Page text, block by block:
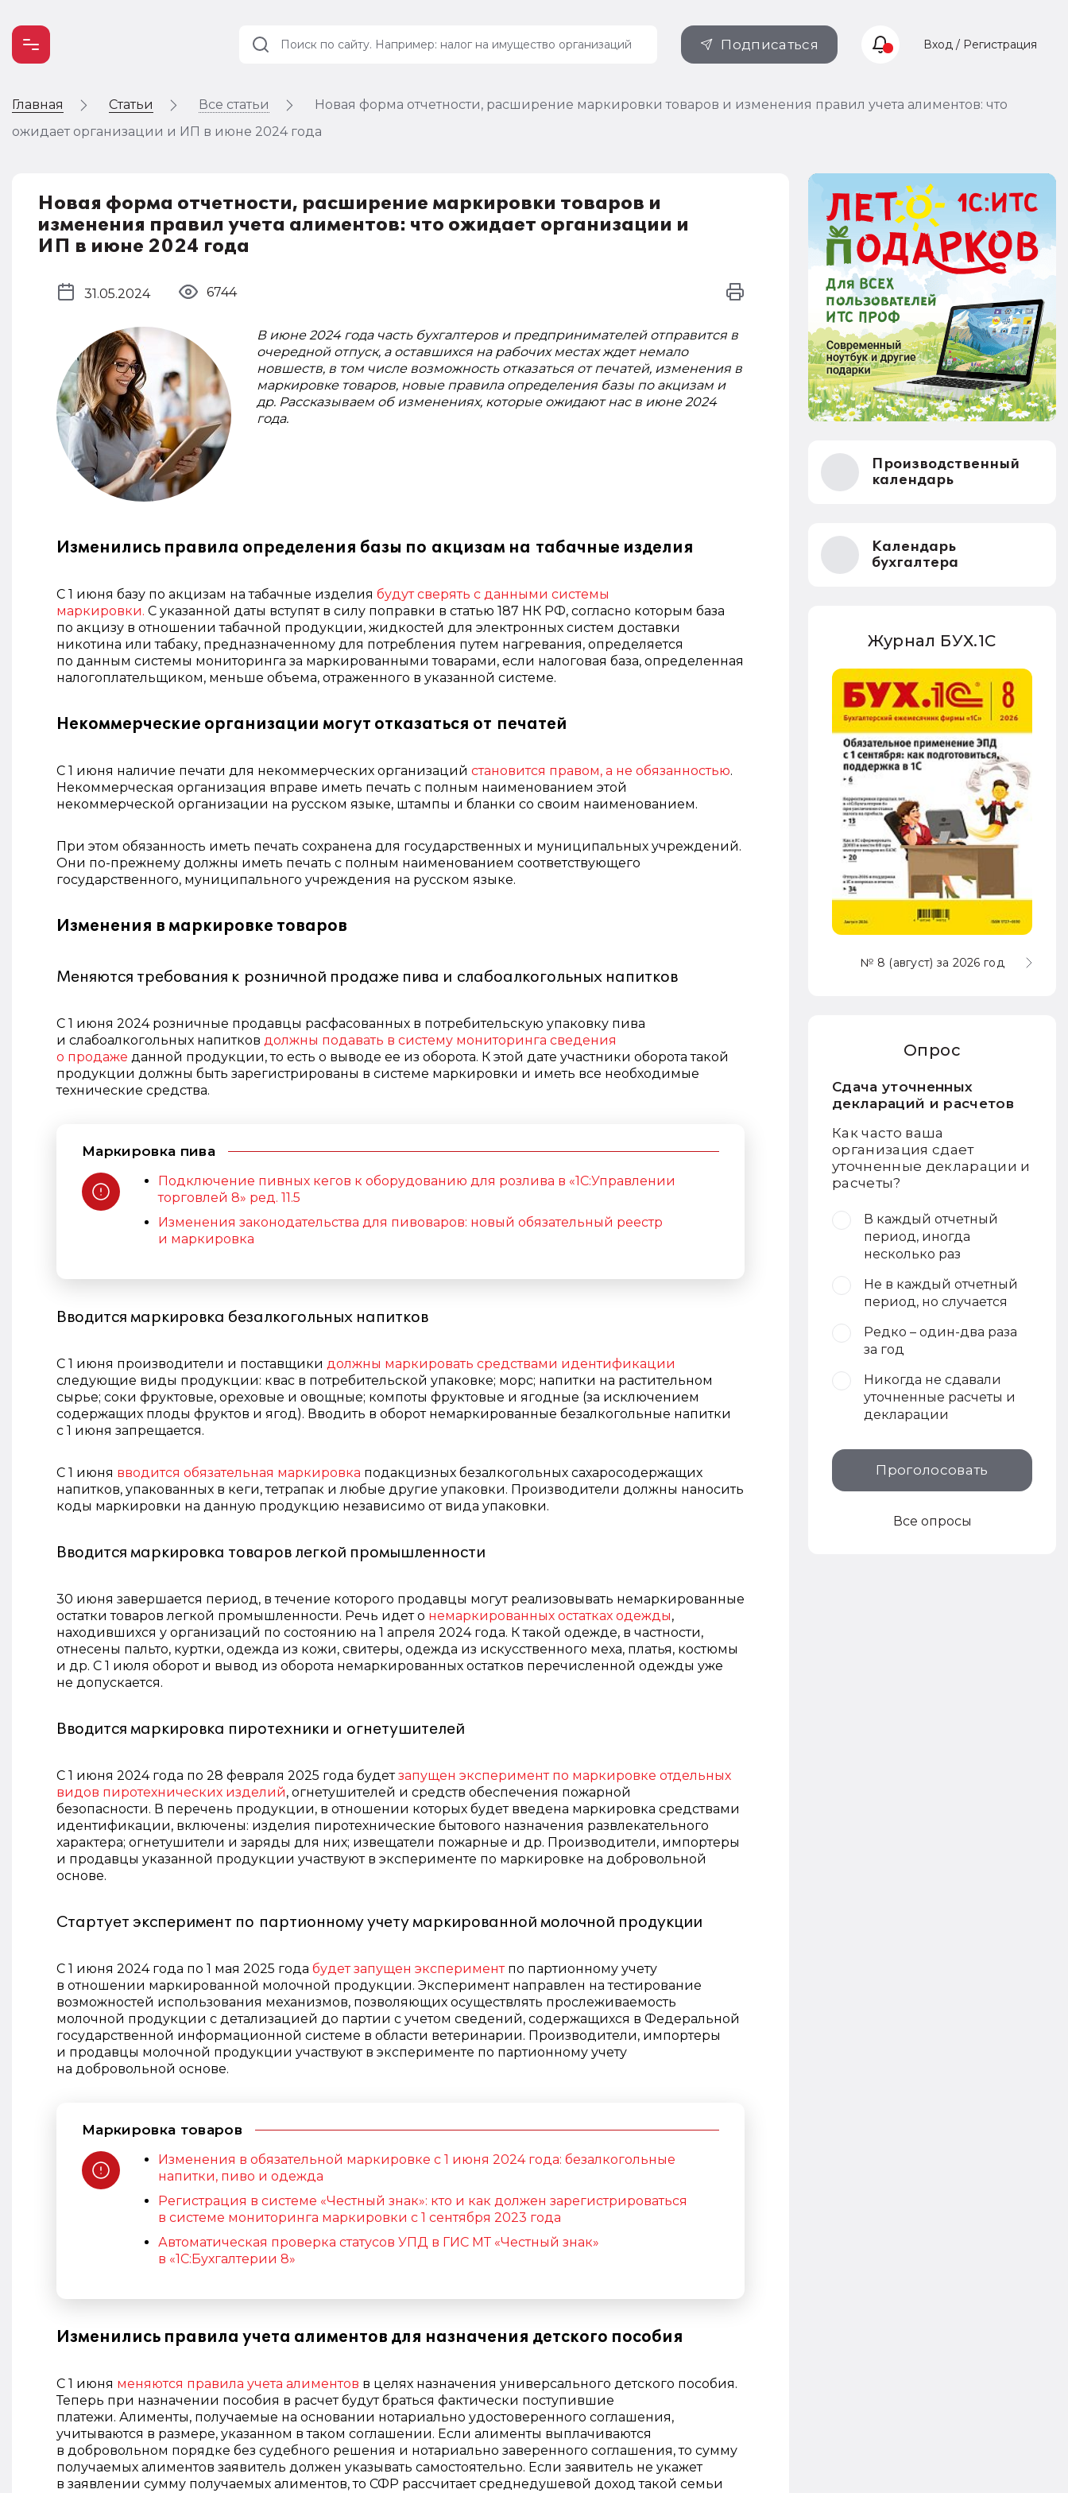
Подписаться Вход / Регистрация
Главная Статьи Все статьи
Новая форма отчетности, расширение маркировки товаров и изменения правил учета алиментов: что
ожидает организации и ИП в июне 2024 года
Новая форма отчетности, расширение маркировки товаров и
изменения правил учета алиментов: что ожидает организации и
ИП в июне 2024 года
31.05.2024 6744
В июне 2024 года часть бухгалтеров и предпринимателей отправится в
очередной отпуск, а оставшихся на рабочих местах ждет немало
новшеств, в том числе возможность отказаться от печатей, изменения в
маркировке товаров, новые правила определения базы по акцизам и
др. Рассказываем об изменениях, которые ожидают нас в июне 2024
года.
Изменились правила определения базы по акцизам на табачные изделия
С 1 июня базу по акцизам на табачные изделия будут сверять с данными системы
маркировки. С указанной даты вступят в силу поправки в статью 187 НК РФ, согласно которым база
по акцизу в отношении табачной продукции, жидкостей для электронных систем доставки
никотина или табаку, предназначенному для потребления путем нагревания, определяется
по данным системы мониторинга за маркированными товарами, если налоговая база, определенная
налогоплательщиком, меньше объема, отраженного в указанной системе.
Некоммерческие организации могут отказаться от печатей
С 1 июня наличие печати для некоммерческих организаций становится правом, а не обязанностью.
Некоммерческая организация вправе иметь печать с полным наименованием этой
некоммерческой организации на русском языке, штампы и бланки со своим наименованием.
При этом обязанность иметь печать сохранена для государственных и муниципальных учреждений.
Они по-прежнему должны иметь печать с полным наименованием соответствующего
государственного, муниципального учреждения на русском языке.
Изменения в маркировке товаров
Меняются требования к розничной продаже пива и слабоалкогольных напитков
С 1 июня 2024 розничные продавцы расфасованных в потребительскую упаковку пива
и слабоалкогольных напитков должны подавать в систему мониторинга сведения
о продаже данной продукции, то есть о выводе ее из оборота. К этой дате участники оборота такой
продукции должны быть зарегистрированы в системе маркировки и иметь все необходимые
технические средства.
Маркировка пива
Подключение пивных кегов к оборудованию для розлива в «1С:Управлении
торговлей 8» ред. 11.5
Изменения законодательства для пивоваров: новый обязательный реестр
и маркировка
Вводится маркировка безалкогольных напитков
С 1 июня производители и поставщики должны маркировать средствами идентификации
следующие виды продукции: квас в потребительской упаковке; морс; напитки на растительном
сырье; соки фруктовые, ореховые и овощные; компоты фруктовые и ягодные (за исключением
содержащих плоды фруктов и ягод). Вводить в оборот немаркированные безалкогольные напитки
с 1 июня запрещается.
С 1 июня вводится обязательная маркировка подакцизных безалкогольных сахаросодержащих
напитков, упакованных в кеги, тетрапак и любые другие упаковки. Производители должны наносить
коды маркировки на данную продукцию независимо от вида упаковки.
Вводится маркировка товаров легкой промышленности
30 июня завершается период, в течение которого продавцы могут реализовывать немаркированные
остатки товаров легкой промышленности. Речь идет о немаркированных остатках одежды,
находившихся у организаций по состоянию на 1 апреля 2024 года. К такой одежде, в частности,
отнесены пальто, куртки, одежда из кожи, свитеры, одежда из искусственного меха, платья, костюмы
и др. С 1 июля оборот и вывод из оборота немаркированных остатков перечисленной одежды уже
не допускается.
Вводится маркировка пиротехники и огнетушителей
С 1 июня 2024 года по 28 февраля 2025 года будетзапущен эксперимент по маркировке отдельных
видов пиротехнических изделий, огнетушителей и средств обеспечения пожарной
безопасности. В перечень продукции, в отношении которых будет введена маркировка средствами
идентификации, включены: изделия пиротехнические бытового назначения развлекательного
характера; огнетушители и заряды для них; извещатели пожарные и др. Производители, импортеры
и продавцы указанной продукции участвуют в эксперименте по маркировке на добровольной
основе.
Стартует эксперимент по партионному учету маркированной молочной продукции
С 1 июня 2024 года по 1 мая 2025 года будет запущен экспериментпо партионному учету
в отношении маркированной молочной продукции. Эксперимент направлен на тестирование
возможностей использования механизмов, позволяющих осуществлять прослеживаемость
молочной продукции ‎с детализацией до партии с учетом сведений, содержащихся в Федеральной
государственной информационной системе в области ветеринарии. Производители, импортеры
и продавцы молочной продукции участвуют в эксперименте по партионному учету
на добровольной основе. ‎
Маркировка товаров
Изменения в обязательной маркировке с 1 июня 2024 года: безалкогольные
напитки, пиво и одежда
Регистрация в системе «Честный знак»: кто и как должен зарегистрироваться
в системе мониторинга маркировки с 1 сентября 2023 года
Автоматическая проверка статусов УПД в ГИС МТ «Честный знак»
в «1С:Бухгалтерии 8»
Изменились правила учета алиментов для назначения детского пособия
С 1 июня меняются правила учета алиментов в целях назначения универсального детского пособия.
Теперь при назначении пособия в расчет будут браться фактически поступившие
платежи. Алименты, получаемые на основании нотариально удостоверенного соглашения,
учитываются в размере, указанном в таком соглашении. Если алименты выплачиваются
в добровольном порядке без судебного решения и нотариально заверенного соглашения, то сумму
получаемых алиментов заявитель должен указывать самостоятельно. Если заявитель не укажет
в заявлении сумму получаемых алиментов, то СФР рассчитает среднедушевой доход такой семьи
Производственный
календарь
Календарь
бухгалтера
Журнал БУХ.1С
№ 8 (август) за 2026 год
Опрос
Сдача уточненных
деклараций и расчетов
Как часто ваша
организация сдает
уточненные декларации и
расчеты?
В каждый отчетный
период, иногда
несколько раз
Не в каждый отчетный
период, но случается
Редко – один-два раза
за год
Никогда не сдавали
уточненные расчеты и
декларации
Проголосовать
Все опросы
Учет и
налогообложение